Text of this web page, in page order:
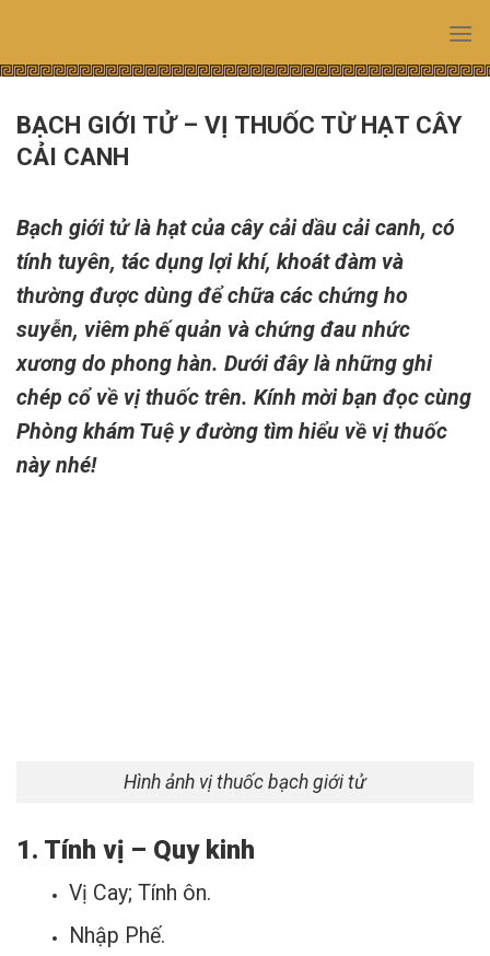
content
BẠCH GIỚI TỬ – VỊ THUỐC TỪ HẠT CÂY
CẢI CANH
Bạch giới tử là hạt của cây cải dầu cải canh, có
tính tuyên, tác dụng lợi khí, khoát đàm và
thường được dùng để chữa các chứng ho
suyễn, viêm phế quản và chứng đau nhức
xương do phong hàn. Dưới đây là những ghi
chép cổ về vị thuốc trên. Kính mời bạn đọc cùng
Phòng khám Tuệ y đường tìm hiểu về vị thuốc
này nhé!
Hình ảnh vị thuốc bạch giới tử
1. Tính vị – Quy kinh
Vị Cay; Tính ôn.
Nhập Phế.